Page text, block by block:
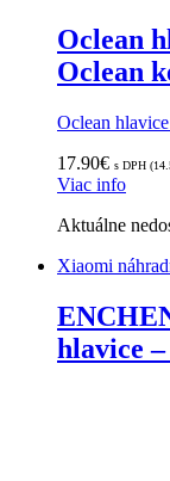
Oclean
Oclean
Oclean
17.90€ s DPH (
Viac info
Aktuálne
Xiaomi
hlavice